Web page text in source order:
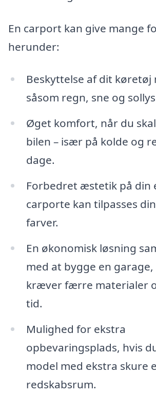
En carport kan give mange
herunder:
Beskyttelse af dit køretøj
såsom regn, sne og
Øget komfort, når du
bilen – især på kolde og
dage.
Forbedret æstetik på din
carporte kan tilpasses
farver.
En økonomisk løsning
med at bygge en
kræver færre materialer
tid.
Mulighed for ekstra
opbevaringsplads, hvis
model med ekstra skure
redskabsrum.